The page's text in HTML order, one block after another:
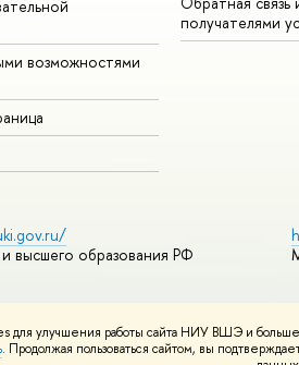
для улучшения работы сайта НИУ ВШЭ и
. Продолжая пользоваться сайтом, вы
возможностями
получателями
высшего образования РФ
Адреса и контактыУсловия использования
разработаны вШколе дизайна НИУ ВШЭ